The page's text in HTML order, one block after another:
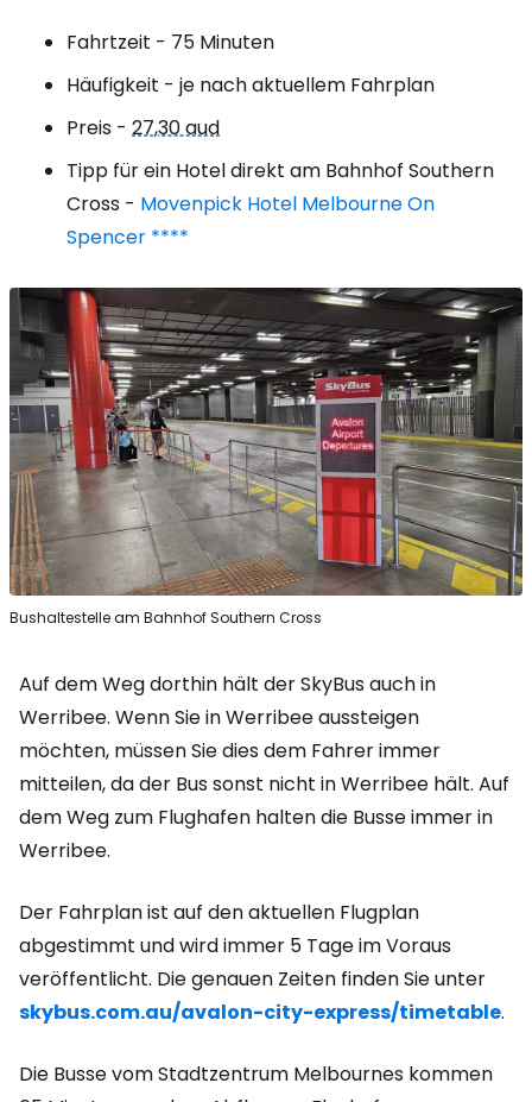
Fahrtzeit - 75 Minuten
Häufigkeit - je nach aktuellem Fahrplan
Preis - 27,30 aud
Tipp für ein Hotel direkt am Bahnhof Southern
Cross - Movenpick Hotel Melbourne On
Spencer ****
Bushaltestelle am Bahnhof Southern Cross
Auf dem Weg dorthin hält der SkyBus auch in
Werribee. Wenn Sie in Werribee aussteigen
möchten, müssen Sie dies dem Fahrer immer
mitteilen, da der Bus sonst nicht in Werribee hält. Auf
dem Weg zum Flughafen halten die Busse immer in
Werribee.
Der Fahrplan ist auf den aktuellen Flugplan
abgestimmt und wird immer 5 Tage im Voraus
veröffentlicht. Die genauen Zeiten finden Sie unter
skybus.com.au/avalon-city-express/timetable.
Die Busse vom Stadtzentrum Melbournes kommen